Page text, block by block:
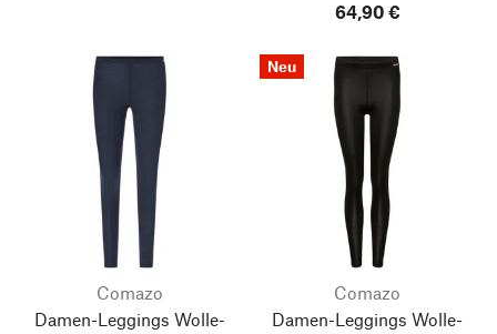
64,90 €
Comazo
Damen-Leggings Wolle-
Neu
Comazo
Damen-Leggings Wolle-